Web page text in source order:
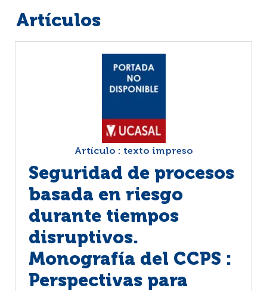
Artículos
Artículo : texto impreso
Seguridad de procesos
basada en riesgo
durante tiempos
disruptivos.
Monografía del CCPS :
Perspectivas para